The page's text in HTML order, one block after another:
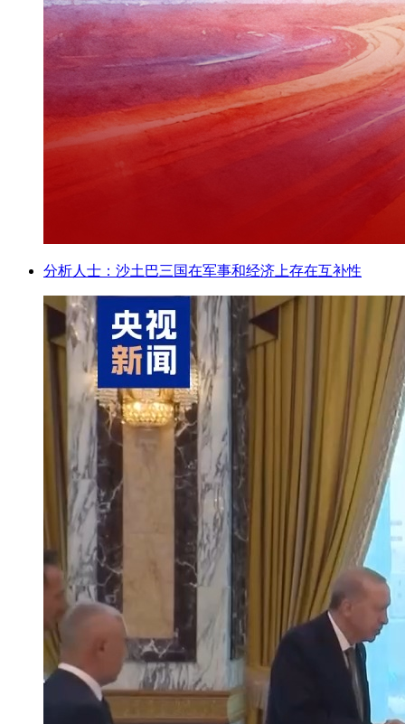
分析人士：沙土巴三国在军事和经济上存在互补性